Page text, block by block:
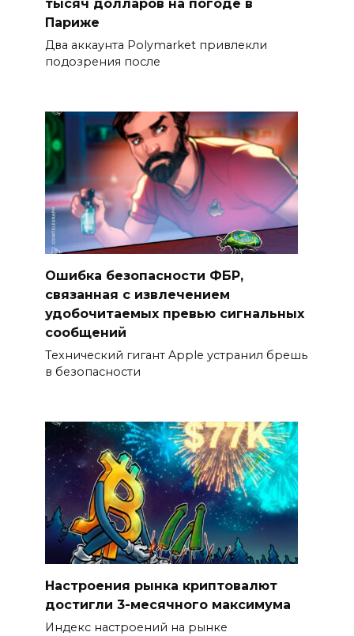
тысяч долларов на погоде в
Париже
Два аккаунта Polymarket привлекли
подозрения после
Ошибка безопасности ФБР,
связанная с извлечением
удобочитаемых превью сигнальных
сообщений
Технический гигант Apple устранил брешь
в безопасности
Настроения рынка криптовалют
достигли 3-месячного максимума
Индекс настроений на рынке